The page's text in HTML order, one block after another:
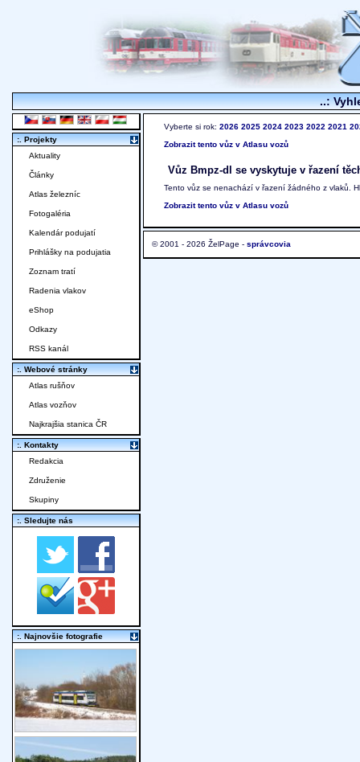
..:
Vyberte si rok: 2026 2025 2024 2023 2022 2021
Zobrazit tento vůz v Atlasu vozů
Vůz Bmpz-dl se vyskytuje v řazení
Tento vůz se nenachází v řazení žádného z vlaků.
Zobrazit tento vůz v Atlasu vozů
© 2001 - 2026 ŽelPage - správcovia
:. Projekty
Aktuality
Články
Atlas železníc
Fotogaléria
Kalendár podujatí
Prihlášky na podujatia
Zoznam tratí
Radenia vlakov
eShop
Odkazy
RSS kanál
:. Webové stránky
Atlas rušňov
Atlas vozňov
Najkrajšia stanica ČR
:. Kontakty
Redakcia
Združenie
Skupiny
:. Sledujte nás
:. Najnovšie fotografie